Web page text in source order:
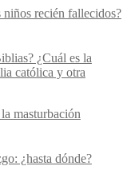
niños recién fallecidos?
¿Cuál es la
católica y otra
masturbación
¿hasta dónde?